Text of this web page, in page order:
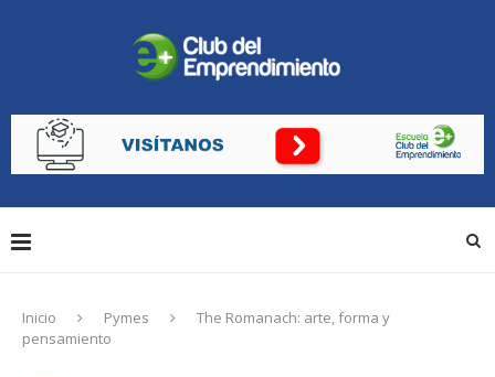
Inicio Pymes
The Romanach: arte, forma y
pensamiento